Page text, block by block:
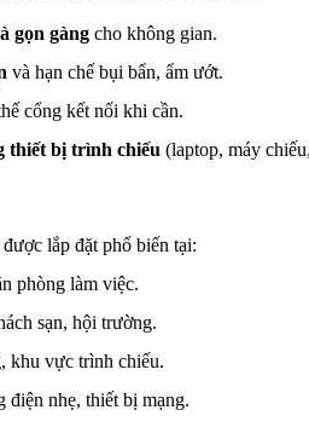
gọn gàng cho không gian.
và hạn chế bụi bẩn, ẩm ướt.
cổng kết nối khi cần.
thiết bị trình chiếu (laptop, máy
được lắp đặt phổ biến tại:
phòng làm việc.
sạn, hội trường.
khu vực trình chiếu.
điện nhẹ, thiết bị mạng.